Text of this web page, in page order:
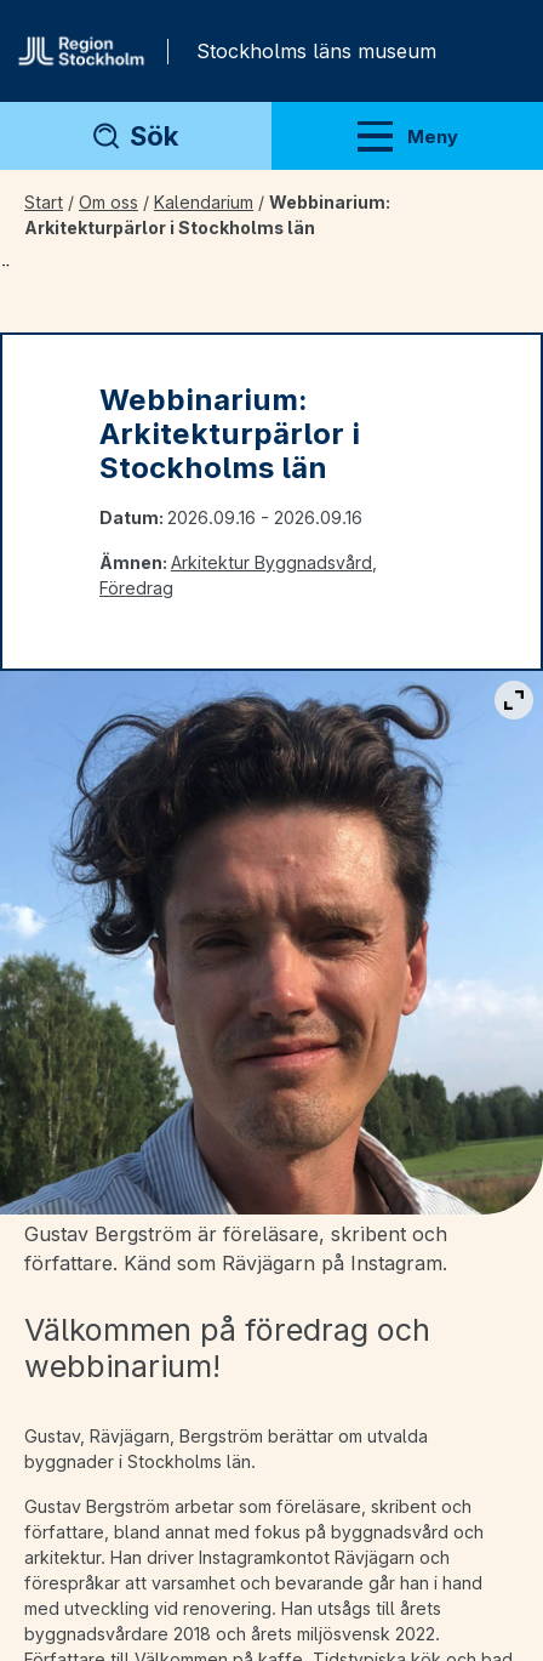
Stockholms läns museum
Sök Meny
Visa meny
Start / Om oss / Kalendarium / Webbinarium:
Arkitekturpärlor i Stockholms län
¨
Webbinarium:
Arkitekturpärlor i
Stockholms län
Datum: 2026.09.16 - 2026.09.16
Ämnen: Arkitektur Byggnadsvård
Föredrag
Gustav Bergström är föreläsare, skribent och
författare. Känd som Rävjägarn på Instagram.
Välkommen på föredrag och
webbinarium!
Gustav, Rävjägarn, Bergström berättar om utvalda
byggnader i Stockholms län.
Gustav Bergström arbetar som föreläsare, skribent och
författare, bland annat med fokus på byggnadsvård och
arkitektur. Han driver Instagramkontot Rävjägarn och
förespråkar att varsamhet och bevarande går han i hand
med utveckling vid renovering. Han utsågs till årets
byggnadsvårdare 2018 och årets miljösvensk 2022.